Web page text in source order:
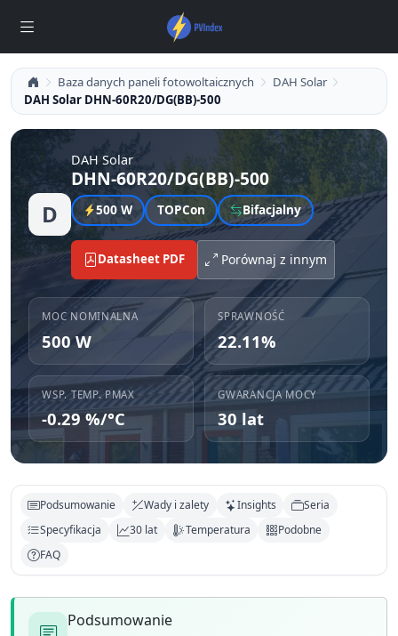
Baza danych paneli fotowoltaicznych
DAH Solar
DAH Solar DHN-60R20/DG(BB)-500
D
DAH Solar
DHN-60R20/DG(BB)-500
500 W TOPCon Bifacjalny
Datasheet PDF Porównaj z innym
MOC NOMINALNA
500 W
SPRAWNOŚĆ
22.11%
WSP. TEMP. PMAX
-0.29 %/°C
GWARANCJA MOCY
30 lat
Podsumowanie Wady i zalety Insights
Seria
Specyfikacja
30 lat Temperatura
Podobne
FAQ
Podsumowanie